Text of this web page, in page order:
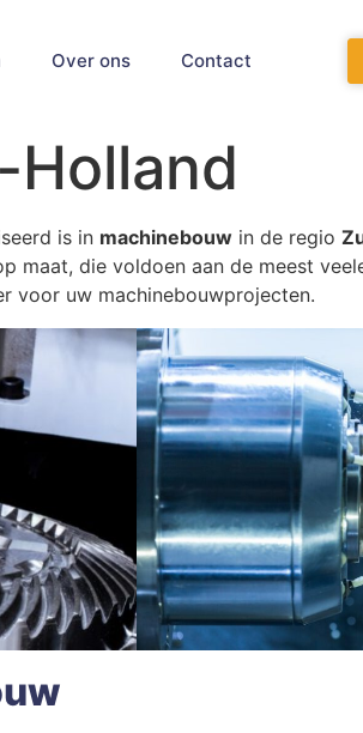
Over ons Contact
is in machinebouw in de regio
maat, die voldoen aan de meest
voor uw machinebouwprojecten.